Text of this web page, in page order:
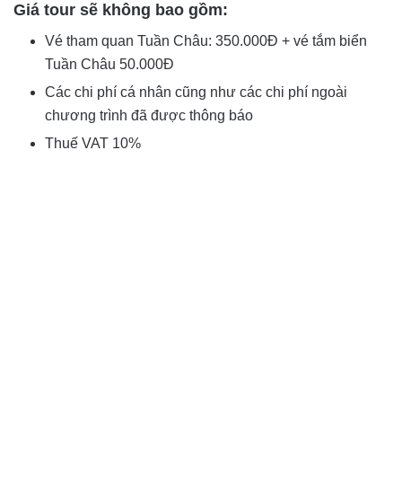
Giá tour sẽ không bao gồm:
Vé tham quan Tuần Châu: 350.000Đ + vé tắm biển
Tuần Châu 50.000Đ
Các chi phí cá nhân cũng như các chi phí ngoài
chương trình đã được thông báo
Thuế VAT 10%